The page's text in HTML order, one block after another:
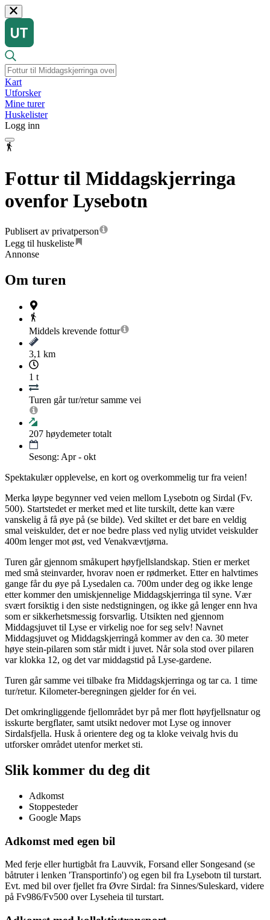
Kart
Utforsker
Mine turer
Huskelister
Logg inn
Fottur til Middagskjerringa
ovenfor Lysebotn
Publisert av privatperson
Legg til huskeliste
Annonse
Om turen
Middels krevende fottur
3,1 km
1 t
Turen går tur/retur samme vei
207 høydemeter totalt
Sesong: Apr - okt
Spektakulær opplevelse, en kort og overkommelig tur fra veien!
Merka løype begynner ved veien mellom Lysebotn og Sirdal (Fv.
500). Startstedet er merket med et lite turskilt, dette kan være
vanskelig å få øye på (se bilde). Ved skiltet er det bare en veldig
smal veiskulder, det er noe bedre plass ved nylig utvidet veiskulder
400m lenger mot øst, ved Venakvævtjørna.
Turen går gjennom småkupert høyfjellslandskap. Stien er merket
med små steinvarder, hvorav noen er rødmerket. Etter en halvtimes
gange får du øye på Lysedalen ca. 700m under deg og ikke lenge
etter kommer den umiskjennelige Middagskjerringa til syne. Vær
svært forsiktig i den siste nedstigningen, og ikke gå lenger enn hva
som er sikkerhetsmessig forsvarlig. Utsikten ned gjennom
Middagsjuvet til Lyse er virkelig noe for seg selv! Navnet
Middagsjuvet og Middagskjerringå kommer av den ca. 30 meter
høye stein-pilaren som står midt i juvet. Når sola stod over pilaren
var klokka 12, og det var middagstid på Lyse-gardene.
Turen går samme vei tilbake fra Middagskjerringa og tar ca. 1 time
tur/retur. Kilometer-beregningen gjelder for én vei.
Det omkringliggende fjellområdet byr på mer flott høyfjellsnatur og
isskurte bergflater, samt utsikt nedover mot Lyse og innover
Sirdalsfjella. Husk å orientere deg og ta kloke veivalg hvis du
utforsker området utenfor merket sti.
Slik kommer du deg dit
Adkomst
Stoppesteder
Google Maps
Adkomst med egen bil
Med ferje eller hurtigbåt fra Lauvvik, Forsand eller Songesand (se
båtruter i lenken 'Transportinfo') og egen bil fra Lysebotn til turstart.
Evt. med bil over fjellet fra Øvre Sirdal: fra Sinnes/Suleskard, videre
på Fv986/Fv500 over Lyseheia til turstart.